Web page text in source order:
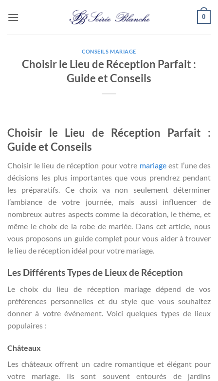
0
CONSEILS MARIAGE
Choisir le Lieu de Réception Parfait :
Guide et Conseils
Choisir le Lieu de Réception Parfait :
Guide et Conseils
Choisir le lieu de réception pour votre mariageest l’une des
décisions les plus importantes que vous prendrez pendant
les préparatifs. Ce choix va non seulement déterminer
l’ambiance de votre journée, mais aussi influencer de
nombreux autres aspects comme la décoration, le thème, et
même le choix de la robe de mariée. Dans cet article, nous
vous proposons un guide complet pour vous aider à trouver
le lieu de réception idéal pour votre mariage.
Les Différents Types de Lieux de Réception
Le choix du lieu de réception mariage dépend de vos
préférences personnelles et du style que vous souhaitez
donner à votre événement. Voici quelques types de lieux
populaires :
Châteaux
Les châteaux offrent un cadre romantique et élégant pour
votre mariage. Ils sont souvent entourés de jardins